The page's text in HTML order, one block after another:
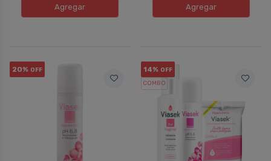
Agregar Agregar
20% OFF 14% OFF
COMBO